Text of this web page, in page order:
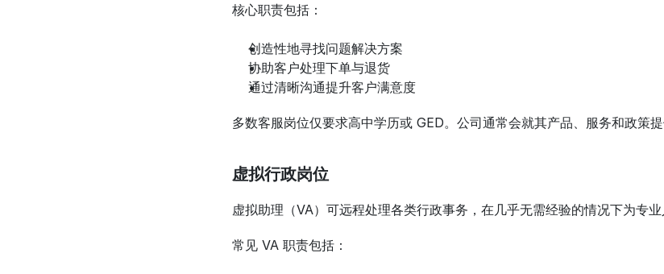
核心职责包括：
创造性地寻找问题解决方案
协助客户处理下单与退货
通过清晰沟通提升客户满意度
多数客服岗位仅要求高中学历或 GED。公司通常会就其产品、服务和政策
虚拟行政岗位
虚拟助理（VA）可远程处理各类行政事务，在几乎无需经验的情况下为专业
常见 VA 职责包括：